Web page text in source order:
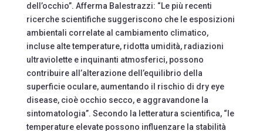
dell’occhio”. Afferma Balestrazzi: “Le più recenti
ricerche scientifiche suggeriscono che le esposizioni
ambientali correlate al cambiamento climatico,
incluse alte temperature, ridotta umidità, radiazioni
ultraviolette e inquinanti atmosferici, possono
contribuire all’alterazione dell’equilibrio della
superficie oculare, aumentando il rischio di dry eye
disease, cioè occhio secco, e aggravandone la
sintomatologia”. Secondo la letteratura scientifica, “le
temperature elevate possono influenzare la stabilità